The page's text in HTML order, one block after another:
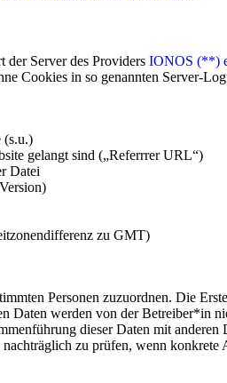
der Server des Providers IONOS (**)
Cookies in so genannten Server-
(s.u.)
gelangt sind („Referrrer URL“)
Datei
zu GMT)
Personen zuzuordnen. Die
Daten werden von der Betreiber*in
dieser Daten mit
zu prüfen, wenn